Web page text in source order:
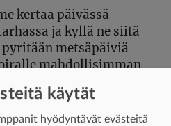
kertaa päivässä
ja kyllä ne siitä
metsäpäiviä
mahdollisimman
niille riittää
käytät
hyödyntävät evästeitä